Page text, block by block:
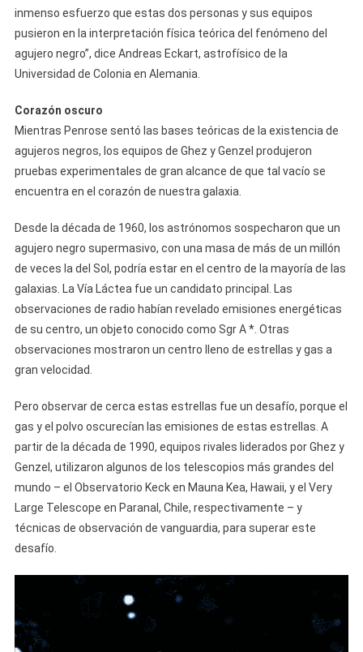
inmenso esfuerzo que estas dos personas y sus equipos
pusieron en la interpretación física teórica del fenómeno del
agujero negro”, dice Andreas Eckart, astrofísico de la
Universidad de Colonia en Alemania.
Corazón oscuro
Mientras Penrose sentó las bases teóricas de la existencia de
agujeros negros, los equipos de Ghez y Genzel produjeron
pruebas experimentales de gran alcance de que tal vacío se
encuentra en el corazón de nuestra galaxia.
Desde la década de 1960, los astrónomos sospecharon que un
agujero negro supermasivo, con una masa de más de un millón
de veces la del Sol, podría estar en el centro de la mayoría de las
galaxias. La Vía Láctea fue un candidato principal. Las
observaciones de radio habían revelado emisiones energéticas
de su centro, un objeto conocido como Sgr A *. Otras
observaciones mostraron un centro lleno de estrellas y gas a
gran velocidad.
Pero observar de cerca estas estrellas fue un desafío, porque el
gas y el polvo oscurecían las emisiones de estas estrellas. A
partir de la década de 1990, equipos rivales liderados por Ghez y
Genzel, utilizaron algunos de los telescopios más grandes del
mundo – el Observatorio Keck en Mauna Kea, Hawaii, y el Very
Large Telescope en Paranal, Chile, respectivamente – y
técnicas de observación de vanguardia, para superar este
desafío.